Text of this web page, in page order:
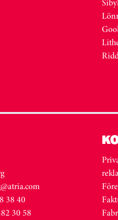
38 40
30 58